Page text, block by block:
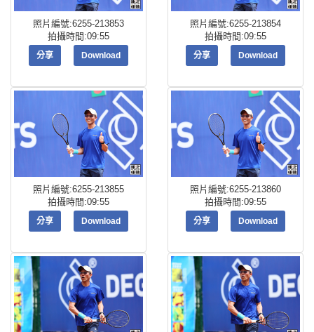
照片編號:6255-213853
拍攝時間:09:55
分享 Download
照片編號:6255-213854
拍攝時間:09:55
分享 Download
照片編號:6255-213855
拍攝時間:09:55
分享 Download
照片編號:6255-213860
拍攝時間:09:55
分享 Download